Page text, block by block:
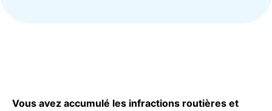
Vous avez accumulé les infractions routières et